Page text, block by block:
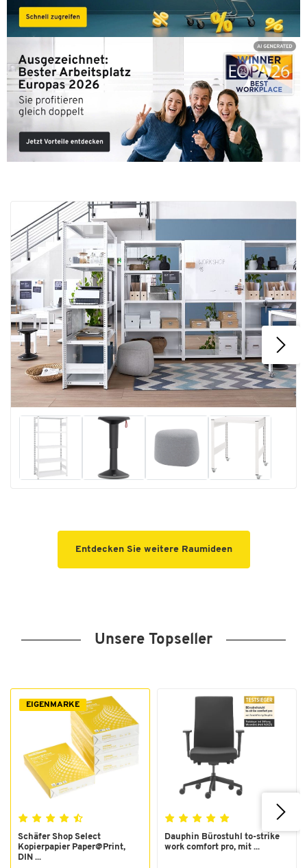
Entdecken Sie weitere Raumideen
Unsere Topseller
EIGENMARKE
Schäfer Shop Select
Kopierpapier Paper@Print,
DIN ...
Dauphin Bürostuhl to-strike
work comfort pro, mit ...